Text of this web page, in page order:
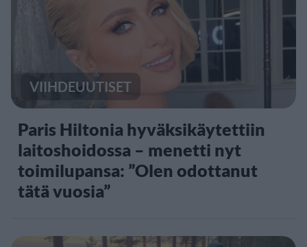
VIIHDEUUTISET
Paris Hiltonia hyväksikäytettiin
laitoshoidossa – menetti nyt
toimilupansa: ”Olen odottanut
tätä vuosia”